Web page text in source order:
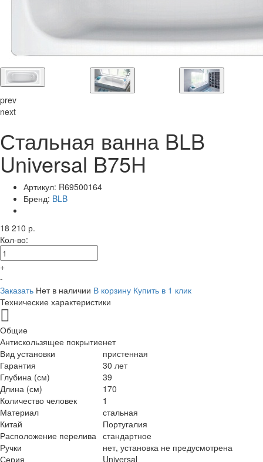
prev
next
Стальная ванна BLB
Universal B75H
Артикул: R69500164
Бренд: BLB
18 210 р.
Кол-во:
+
-
Заказать Нет в наличии В корзину Купить в 1 клик
Технические характеристики
Общие
Антискользящее покрытиенет
Вид установки
пристенная
Гарантия
30 лет
Глубина (см)
39
Длина (см)
170
Количество человек
1
Материал
стальная
Китай
Португалия
Расположение перелива стандартное
Ручки
нет, установка не предусмотрена
Серия
Universal